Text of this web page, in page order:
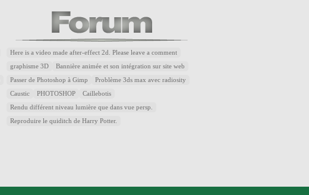
Here is a video made after-effect 2d. Please leave a comment
graphisme 3D Bannière animée et son intégration sur site web
Passer de Photoshop à Gimp Problème 3ds max avec radiosity
Caustic PHOTOSHOP Caillebotis
Rendu différent niveau lumière que dans vue persp.
Reproduire le quiditch de Harry Potter.